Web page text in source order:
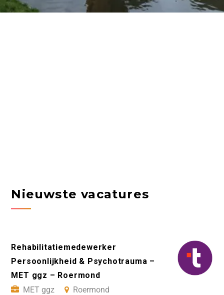
Nieuwste vacatures
Rehabilitatiemedewerker
Persoonlijkheid & Psychotrauma –
MET ggz – Roermond
MET ggz
Roermond